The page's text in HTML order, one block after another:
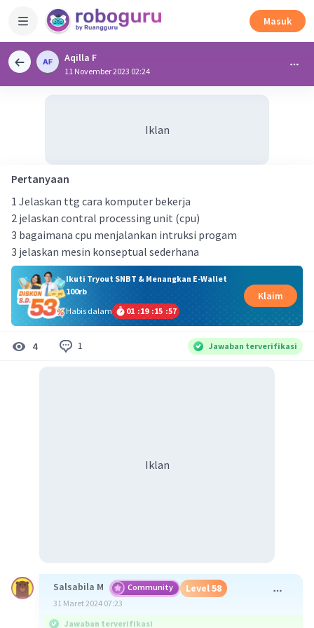
Masuk
Aqilla F
11 November 2023 02:24
Iklan
Pertanyaan
1 Jelaskan ttg cara komputer bekerja
2 jelaskan contral processing unit (cpu)
3 bagaimana cpu menjalankan intruksi progam
3 jelaskan mesin konseptual sederhana
Ikuti Tryout SNBT & Menangkan E-Wallet
100rb
Habis dalam
01 :19 :15 :57
Klaim
4 1 Jawaban terverifikasi
Iklan
Salsabila M Community Level 58
31 Maret 2024 07:23
Jawaban terverifikasi